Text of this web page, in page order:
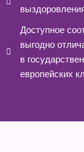
Доступное
выгодно
в
европейских